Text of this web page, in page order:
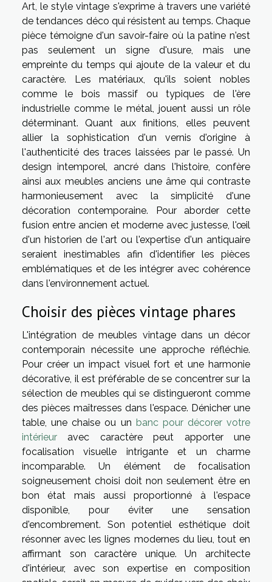
Art, le style vintage s'exprime à travers une variété
de tendances déco qui résistent au temps. Chaque
pièce témoigne d'un savoir-faire où la patine n'est
pas seulement un signe d'usure, mais une
empreinte du temps qui ajoute de la valeur et du
caractère. Les matériaux, qu'ils soient nobles
comme le bois massif ou typiques de l'ère
industrielle comme le métal, jouent aussi un rôle
déterminant. Quant aux finitions, elles peuvent
allier la sophistication d'un vernis d'origine à
l'authenticité des traces laissées par le passé. Un
design intemporel, ancré dans l'histoire, confère
ainsi aux meubles anciens une âme qui contraste
harmonieusement avec la simplicité d'une
décoration contemporaine. Pour aborder cette
fusion entre ancien et moderne avec justesse, l'œil
d'un historien de l'art ou l'expertise d'un antiquaire
seraient inestimables afin d'identifier les pièces
emblématiques et de les intégrer avec cohérence
dans l'environnement actuel.
Choisir des pièces vintage phares
L'intégration de meubles vintage dans un décor
contemporain nécessite une approche réfléchie.
Pour créer un impact visuel fort et une harmonie
décorative, il est préférable de se concentrer sur la
sélection de meubles qui se distingueront comme
des pièces maîtresses dans l'espace. Dénicher une
table, une chaise ou un banc pour décorer votre
intérieur avec caractère peut apporter une
focalisation visuelle intrigante et un charme
incomparable. Un élément de focalisation
soigneusement choisi doit non seulement être en
bon état mais aussi proportionné à l'espace
disponible, pour éviter une sensation
d'encombrement. Son potentiel esthétique doit
résonner avec les lignes modernes du lieu, tout en
affirmant son caractère unique. Un architecte
d'intérieur, avec son expertise en composition